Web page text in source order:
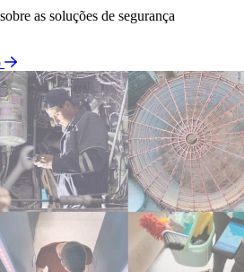
as soluções de segurança